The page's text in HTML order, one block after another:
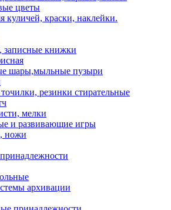
цветы
куличей, краски, наклейки.
записные книжки
шары,мыльные пузыри
резинки стирательные
мелки
и развивающие игры
ножи
архивации